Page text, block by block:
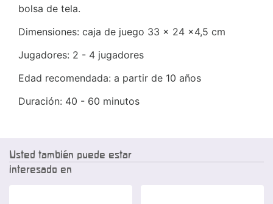
bolsa de tela.
Dimensiones: caja de juego 33 x 24 x4,5 cm
Jugadores: 2 - 4 jugadores
Edad recomendada: a partir de 10 años
Duración: 40 - 60 minutos
Usted también puede estar
interesado en